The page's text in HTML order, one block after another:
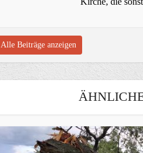
Alle Beiträge anzeigen